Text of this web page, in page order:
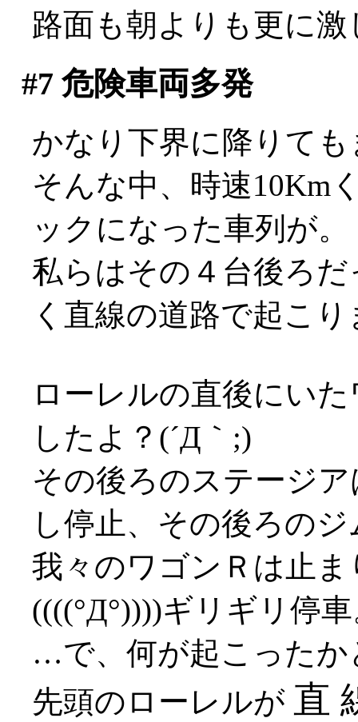
路面も朝よりも更に
#7 危険車両多発
かなり下界に降りて
そんな中、時速10Km
ックになった車列が。
私らはその４台後ろ
く直線の道路で起こ
ローレルの直後にい
したよ？(´Д｀;)
その後ろのステージ
し停止、その後ろの
我々のワゴンＲは止
((((°Д°))))ギリギリ停
…で、何が起こった
先頭のローレルが 直